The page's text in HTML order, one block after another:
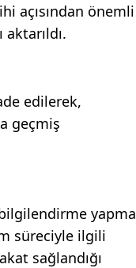
açısından önemli
edilerek,
geçmiş
yapma
süreciyle ilgili
sağlandığı